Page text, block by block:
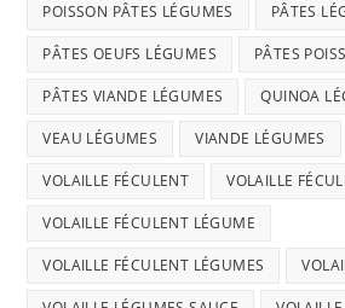
POISSON PÂTES LÉGUMES PÂTES
PÂTES OEUFS LÉGUMES PÂTES
PÂTES VIANDE LÉGUMES QUINOA
VEAU LÉGUMES VIANDE LÉGUMES
VOLAILLE FÉCULENT VOLAILLE
VOLAILLE FÉCULENT LÉGUME
VOLAILLE FÉCULENT LÉGUMES